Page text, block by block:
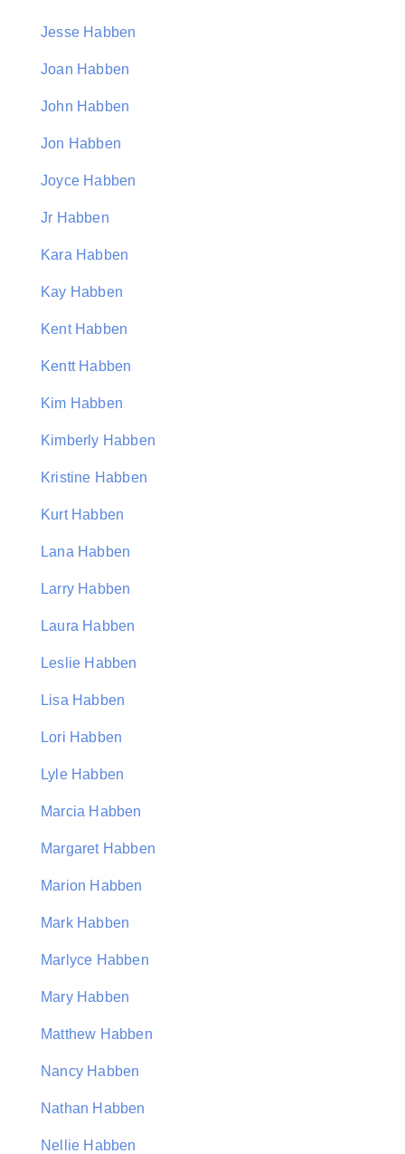
Jesse Habben
Joan Habben
John Habben
Jon Habben
Joyce Habben
Jr Habben
Kara Habben
Kay Habben
Kent Habben
Kentt Habben
Kim Habben
Kimberly Habben
Kristine Habben
Kurt Habben
Lana Habben
Larry Habben
Laura Habben
Leslie Habben
Lisa Habben
Lori Habben
Lyle Habben
Marcia Habben
Margaret Habben
Marion Habben
Mark Habben
Marlyce Habben
Mary Habben
Matthew Habben
Nancy Habben
Nathan Habben
Nellie Habben